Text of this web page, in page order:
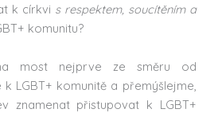
k církvi s respektem, soucítěním a
komunitu?
most nejprve ze směru od
k LGBT+ komunitě a přemýšlejme,
znamenat přistupovat k LGBT+